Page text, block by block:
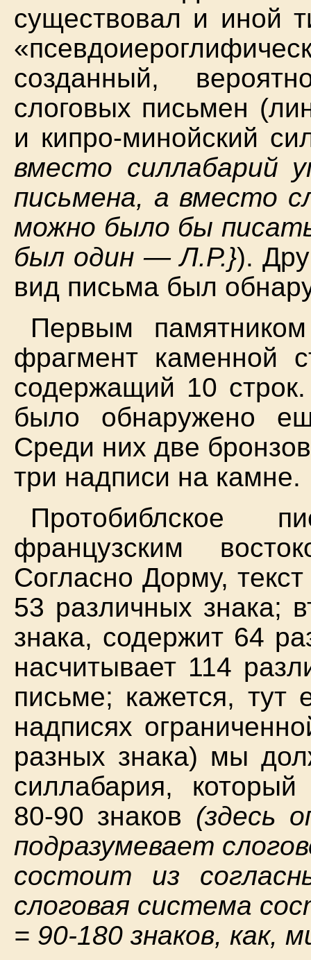
существовал и иной
созданный,
слоговых письмен
и кипро-минойский
вместо силлабарий
письмена, а вместо
можно было бы
был один — Л.Р.}).
вид письма был
Первым
фрагмент каменной
содержащий 10
было обнаружено
Среди них две
три надписи на камне.
Протобиблское
французским
Согласно Дорму,
53 различных знака;
знака, содержит 64
насчитывает 114
письме; кажется, тут
надписях
разных знака) мы
силлабария,
80-90 знаков (здесь
подразумевает
состоит из
слоговая система
= 90-180 знаков, как,